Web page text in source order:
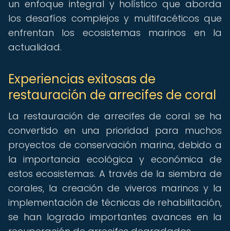
un enfoque integral y holístico que aborda
los desafíos complejos y multifacéticos que
enfrentan los ecosistemas marinos en la
actualidad.
Experiencias exitosas de
restauración de arrecifes de coral
La restauración de arrecifes de coral se ha
convertido en una prioridad para muchos
proyectos de conservación marina, debido a
la importancia ecológica y económica de
estos ecosistemas. A través de la siembra de
corales, la creación de viveros marinos y la
implementación de técnicas de rehabilitación,
se han logrado importantes avances en la